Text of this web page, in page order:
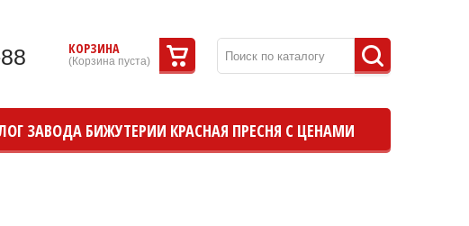
КОРЗИНА
(Корзина пуста)
ЗАВОДА БИЖУТЕРИИ КРАСНАЯ ПРЕСНЯ С ЦЕНАМИ